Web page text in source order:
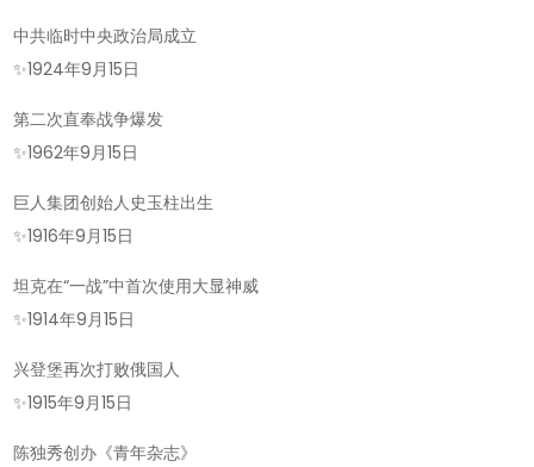
中共临时中央政治局成立
✨1924年9月15日
第二次直奉战争爆发
✨1962年9月15日
巨人集团创始人史玉柱出生
✨1916年9月15日
坦克在“一战”中首次使用大显神威
✨1914年9月15日
兴登堡再次打败俄国人
✨1915年9月15日
陈独秀创办《青年杂志》